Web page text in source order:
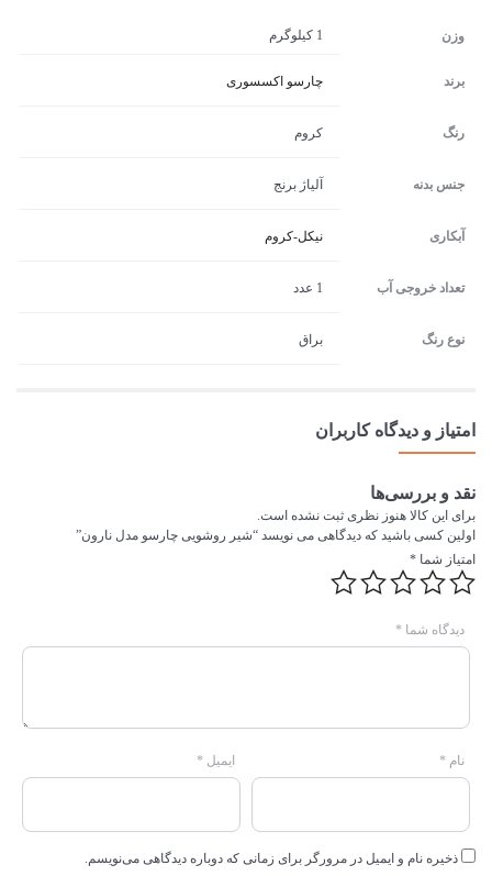
وزن 1 کیلوگرم
برند چارسو اکسسوری
رنگ کروم
جنس بدنه آلیاژ برنج
آبکاری نیکل-کروم
تعداد خروجی آب 1 عدد
نوع رنگ براق
امتیاز و دیدگاه کاربران
نقد و بررسی‌ها
برای این کالا هنوز نظری ثبت نشده است.
اولین کسی باشید که دیدگاهی می نویسد “شیر روشویی چارسو مدل نارون”
امتیاز شما *
دیدگاه شما *
نام * ایمیل *
ذخیره نام و ایمیل در مرورگر برای زمانی که دوباره دیدگاهی می‌نویسم.